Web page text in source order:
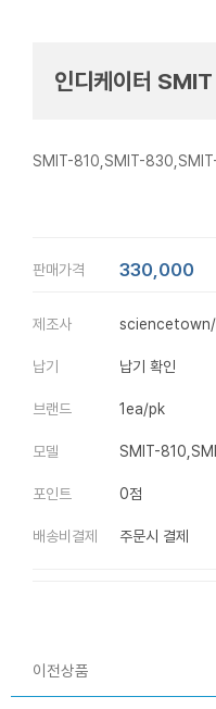
인디케이터
SMIT-810,SMIT-
판매가격 330,000
제조사
납기 납기 확인
브랜드 1ea/pk
모델 SMIT-
포인트 0점
배송비결제 주문시 결제
이전상품